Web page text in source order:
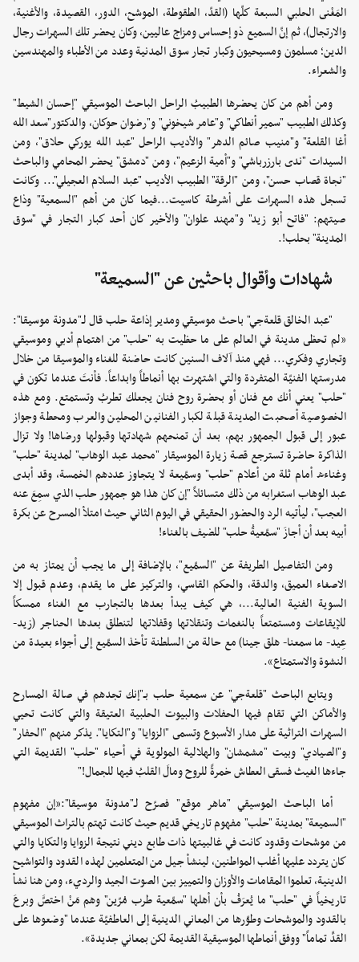
المَغْنى الحلبي السبعة كلّها (القدّ، الطقوطة، الموشح، الدور، القصيدة، والأغنية،
والارتجال)، ثم إنّ السميع ذو إحساس ومزاج عاليين، وكان يحضر تلك السهرات رجال
الدين؛ مسلمون ومسيحيون وكبار تجار سوق المدنية وعدد من الأطباء والمهندسين
والشعراء.
ومن أهم من كان يحضرها الطبيبُ الراحل الباحث الموسيقي "إحسان الشيط"
وكذلك الطبيب "سمير أنطاكي" و"عامر شيخوني" و"رضوان حوكان، والدكتور"سعد الله
أغا القلعة" و"منيب صائم الدهر" والأديب الراحل "عبد الله يوركي حلاق"، ومن
السيدات "ندى بارزرباشي" و"أمية الزعيم"، ومن "دمشق" يحضر المحامي والباحث
"نجاة قصاب حسن"، ومن "الرقة" الطبيب الأديب "عبد السلام العجيلي"... وكانت
تسجل هذه السهرات على أشرطة كاسيت...فيما كان من أهم "السمعية" وذاع
صيتهم: "فاتح أبو زيد" و"مهند علوان" والأخير كان أحد كبار التجار في "سوق
المدينة" بحلب!.
شهادات وأقوال باحثين عن "السميعة"
"عبد الخالق قلعةجي" باحث موسيقي ومدير إذاعة حلب قال لـ"مدونة موسيقا":
«لم تحظى مدينة في العالم على ما حظيت به "حلب" من اهتمام أدبي وموسيقي
وتجاري وفكري... فهي منذ آلاف السنين كانت حاضنة للغناء والموسيقا من خلال
مدرستها الفنيّة المتفردة والتي اشتهرت بها أنماطاً وابداعاً. فأنتَ عندما تكون في
"حلب" يعني أنك مع فنان أو بحضرة روح فنان يجعلك تطربُ وتستمتع. ومع هذه
الخصوصية أصحبت المدينة قبلة لكبار الفنانين المحلين والعرب ومحطة وجواز
عبور إلى قبول الجمهور بهم، بعد أن تمنحهم شهادتها وقبولها ورضاها! ولا تزال
الذاكرة حاضرة تسترجع قصة زيارة الموسيقار "محمد عبد الوهاب" لمدينة "حلب"
وغناءه أمام ثلة من أعلام "حلب" وسمّيعة لا يتجاوز عددهم الخمسة، وقد أبدى
عبد الوهاب استغرابه من ذلك متسائلاً "إن كان هذا هو جمهور حلب الذي سمِعَ عنه
العجب"، ليأتيه الرد والحضور الحقيقي في اليوم الثاني حيث امتلأ المسرح عن بكرة
أبيه بعد أن أجازَ "سمّعيةُ حلب" للضيف بالغناء!
ومن التفاصيل الطريفة عن "السمّيع"، بالإضافة إلى ما يجب أن يمتاز به من
الاصغاء العميق، والدقة، والحكم القاسي، والتركيز على ما يقدم، وعدم قبول إلا
السوية الفنية العالية...، هي كيف يبدأ بعدها بالتجارب مع الغناء ممسكاً
للإيقاعات ومستمتعاً بالنغمات وتنقلاتها وقفلاتها لتنطلق بعدها الحناجر (زيد-
عِيد- ما سمعنا- هلق جينا) مع حالة من السلطنة تأخذ السمّيع إلى أجواء بعيدة من
النشوة والاستمتاع».
ويتابع الباحث "قلعةجي" عن سمعية حلب بـ"إنك تجدهم في صالة المسارح
والأماكن التي تقام فيها الحفلات والبيوت الحلبية العتيقة والتي كانت تحيي
السهرات التراثية على مدار الأسبوع وتسمى "الزوايا" و"التكايا". يذكر منهم "الحفار"
و"الصيادي" وبيت "مشمشان" والهلالية المولوية في أحياء "حلب" القديمة التي
جاءها الغيث فسقى العطاش خمرةً للروح ومالَ القلبُ فيها للجمال!"
أما الباحث الموسيقي "ماهر موقع" فصرّح لـ"مدونة موسيقا":«إن مفهوم
"السميعة" بمدينة "حلب" مفهوم تاريخي قديم حيث كانت تهتم بالتراث الموسيقي
من موشحات وقدود كانت في غالبيتها ذات طابع ديني نتيجة الزوايا والتكايا والتي
كان يتردد عليها أغلب المواطنين، لينشأ جيل من المتعلمين لهذه القدود والتواشيح
الدينية، تعلموا المقامات والأوزان والتمييز بين الصوت الجيد والرديء، ومن هنا نشأ
تاريخياً في "حلب" ما يُعرَفُ بأن أهلها "سمّعية طرب مُرّين" وهم مَنْ اختصَّ وبرعَ
بالقدود والموشحات وطوّرها من المعاني الدينية إلى العاطفيّة عندما "وضعوها على
القدِّ تماماً" ووفق أنماطها الموسيقية القديمة لكن بمعاني جديدة».